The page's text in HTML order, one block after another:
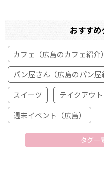
おすすめ
カフェ（広島のカフェ紹介）
パン屋さん（広島のパン屋
スイーツ
テイクアウ
週末イベント（広島）
タグ一